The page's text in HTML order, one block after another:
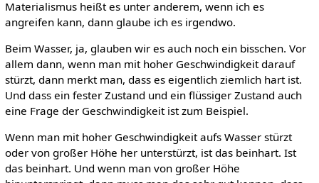
Materialismus heißt es unter anderem, wenn ich es
angreifen kann, dann glaube ich es irgendwo.
Beim Wasser, ja, glauben wir es auch noch ein bisschen. Vor
allem dann, wenn man mit hoher Geschwindigkeit darauf
stürzt, dann merkt man, dass es eigentlich ziemlich hart ist.
Und dass ein fester Zustand und ein flüssiger Zustand auch
eine Frage der Geschwindigkeit ist zum Beispiel.
Wenn man mit hoher Geschwindigkeit aufs Wasser stürzt
oder von großer Höhe her unterstürzt, ist das beinhart. Ist
das beinhart. Und wenn man von großer Höhe